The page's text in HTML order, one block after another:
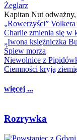
Żeglarz
Kapitan Nut odważny,
„Rowerzyści”
Charlie zmienia się w
„Iwona księżniczka
Śpiew morza
Niewolnice z
Ciemności kryją
więcej ...
Rozrywka